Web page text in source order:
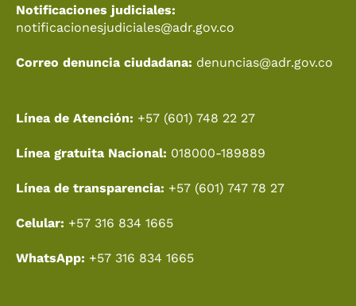
Notificaciones judiciales:
notificacionesjudiciales@adr.gov.co
Correo denuncia ciudadana: denuncias@adr.gov.co
Línea de Atención: +57 (601) 748 22 27
Línea gratuita Nacional: 018000-189889
Línea de transparencia: +57 (601) 747 78 27
Celular: +57 316 834 1665
WhatsApp: +57 316 834 1665